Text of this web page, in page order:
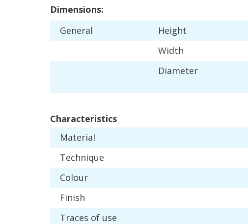
Dimensions:
General
Height
Width
Diameter
Characteristics
Material
Technique
Colour
Finish
Traces of use